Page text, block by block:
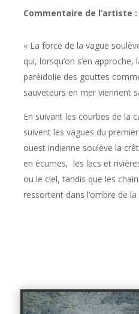
Commentaire de l’artiste :
« La force de la vague
qui, lorsqu’on s’en
paréidolie des gouttes
sauveteurs en mer viennent
En suivant les courbes de la
suivent les vagues du
ouest indienne soulève la
en écumes, les lacs et
ou le ciel, tandis que les
ressortent dans l’ombre de